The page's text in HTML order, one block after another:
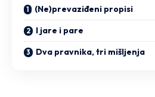
(Ne)prevaziđeni propisi
I jare i pare
Dva pravnika, tri mišljenja